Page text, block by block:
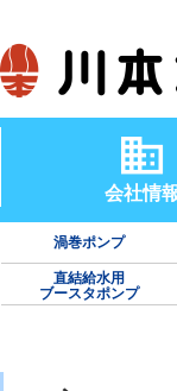
会社情
渦巻ポンプ
直結給水用
ブースタポンプ